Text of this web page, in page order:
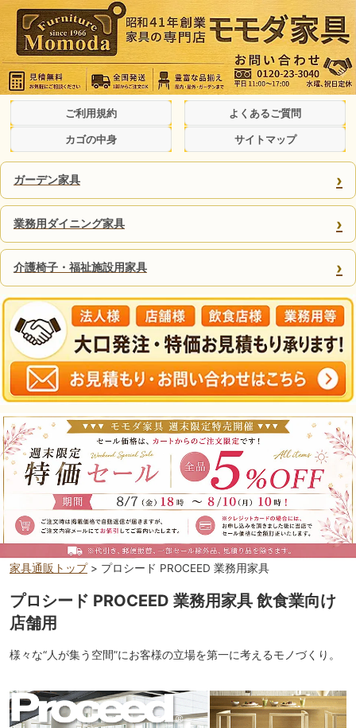
ご利用規約 よくあるご質問
カゴの中身 サイトマップ
ガーデン家具 ›
業務用ダイニング家具 ›
介護椅子・福祉施設用家具 ›
家具通販トップ> プロシード PROCEED 業務用家具
プロシード PROCEED 業務用家具 飲食業向け
店舗用
様々な“人が集う空間”にお客様の立場を第一に考えるモノづくり。